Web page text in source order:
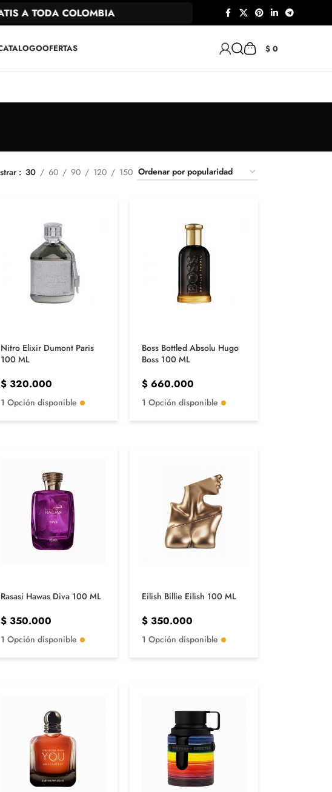
COLOMBIA
OFERTAS $0
30 60 90 120 150
Nitro Elixir Dumont Paris
100 ML
$ 320.000
1 Opción disponible
Boss Bottled Absolu Hugo
Boss 100 ML
$660.000
1 Opción disponible
Rasasi Hawas Diva 100 ML
$ 350.000
1 Opción disponible
Eilish Billie Eilish 100 ML
$350.000
1 Opción disponible